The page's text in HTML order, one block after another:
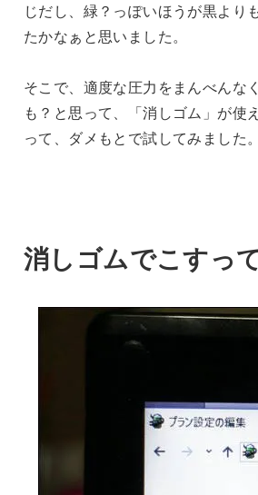
じだし、緑？っぽいほうが黒より
たかなぁと思いました。
そこで、適度な圧力をまんべんな
も？と思って、「消しゴム」が使
って、ダメもとで試してみました。
消しゴムでこすっ